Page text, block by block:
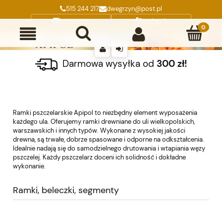
515 244 217
dwegrzyn@post.pl
Instagram
Facebook
Darmowa wysyłka od 300 zł!
Ramki pszczelarskie Apipol to niezbędny element wyposażenia
każdego ula. Oferujemy ramki drewniane do uli wielkopolskich,
warszawskich i innych typów. Wykonane z wysokiej jakości
drewna, są trwałe, dobrze spasowane i odporne na odkształcenia.
Idealnie nadają się do samodzielnego drutowania i wtapiania węzy
pszczelej. Każdy pszczelarz doceni ich solidność i dokładne
wykonanie.
Ramki, beleczki, segmenty